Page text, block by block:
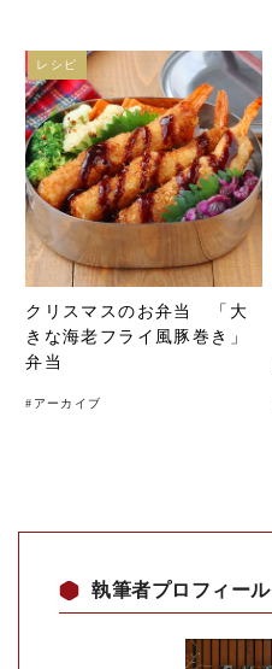
クリスマスのお弁当 「大
きな海老フライ風豚巻き」
弁当
# アーカイブ
レシピ
執筆者プロフィール